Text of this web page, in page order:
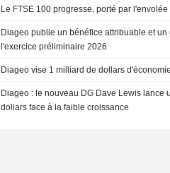
Le FTSE 100 progresse, porté par
Diageo publie un bénéfice attribuable et
l'exercice préliminaire 2026
Diageo vise 1 milliard de dollars
Diageo : le nouveau DG Dave Lewis lance
dollars face à la faible croissance